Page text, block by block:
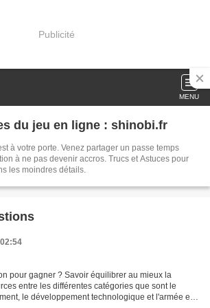
Publicité
MENU
du jeu en ligne : shinobi.fr
à votre porte. Venez partager un passe temps
à ne pas devenir accros. Trucs et Astuces pour
les moindres détails.
pour gagner ? Savoir équilibrer au mieux la
entre les différentes catégories que sont le
le développement technologique et l'armée et